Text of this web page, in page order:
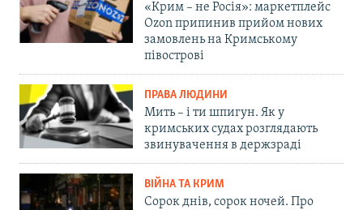
«Крим – не Росія»: маркетплейс
Ozon припинив прийом нових
замовлень на Кримському
півострові
ПРАВА ЛЮДИНИ
Мить – і ти шпигун. Як у
кримських судах розглядають
звинувачення в держзраді
ВІЙНА ТА КРИМ
Сорок днів, сорок ночей. Про